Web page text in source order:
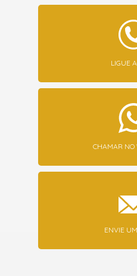
LIGUE
CHAMAR NO
ENVIE